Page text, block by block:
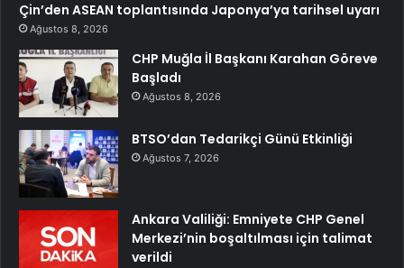
Çin’den ASEAN toplantısında Japonya’ya tarihsel uyarı
Ağustos 8, 2026
CHP Muğla İl Başkanı Karahan Göreve
Başladı
Ağustos 8, 2026
BTSO’dan Tedarikçi Günü Etkinliği
Ağustos 7, 2026
Ankara Valiliği: Emniyete CHP Genel
Merkezi’nin boşaltılması için talimat
verildi